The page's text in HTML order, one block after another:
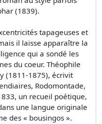
(1839).
tapageuses et
il laisse apparaître la
qui a sondé les
du coeur. Théophile
(1811-1875), écrivit
Rodomontade,
un recueil poétique,
une langue originale
des « bousingos ».